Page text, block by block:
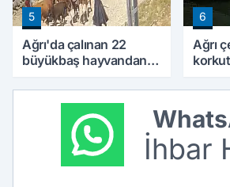
5
Ağrı'da çalınan 22
büyükbaş hayvandan
bulundu
6
Ağrı
İhbar